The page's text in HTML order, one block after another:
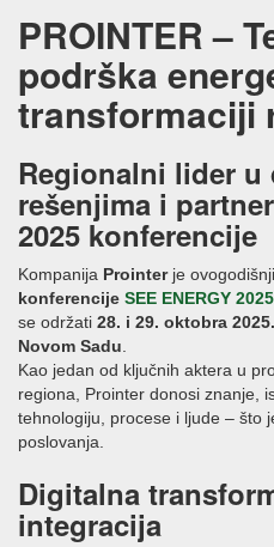
PROINTER –
podrška
transformaciji
Regionalni lider
rešenjima i
2025 konferencije
Kompanija Prointerje ovogodišnji
konferencije SEE ENERGY
se održati 28. i 29. oktobra
Novom Sadu.
Kao jedan od ključnih aktera u
regiona, Prointer donosi znanje,
tehnologiju, procese i ljude – što
poslovanja.
Digitalna
integracija